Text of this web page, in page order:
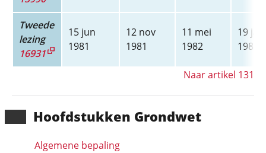
Hoofd­stukken Grondwet
Algemene bepaling
Tweede
lezing
16931
15 jun
1981
12 nov
1981
11 mei
1982
19 jan
1983
Naar artikel 131